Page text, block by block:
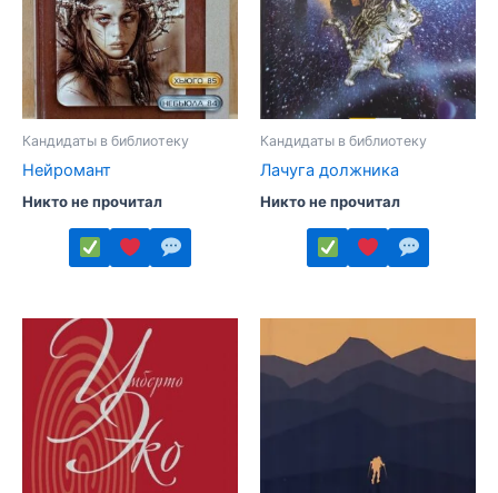
Кандидаты в библиотеку
Нейромант
Никто не прочитал
товар
имеет
несколько
вариаций.
Опции
можно
выбрать
Кандидаты в библиотеку
Лачуга должника
Никто не прочитал
товар
несколько